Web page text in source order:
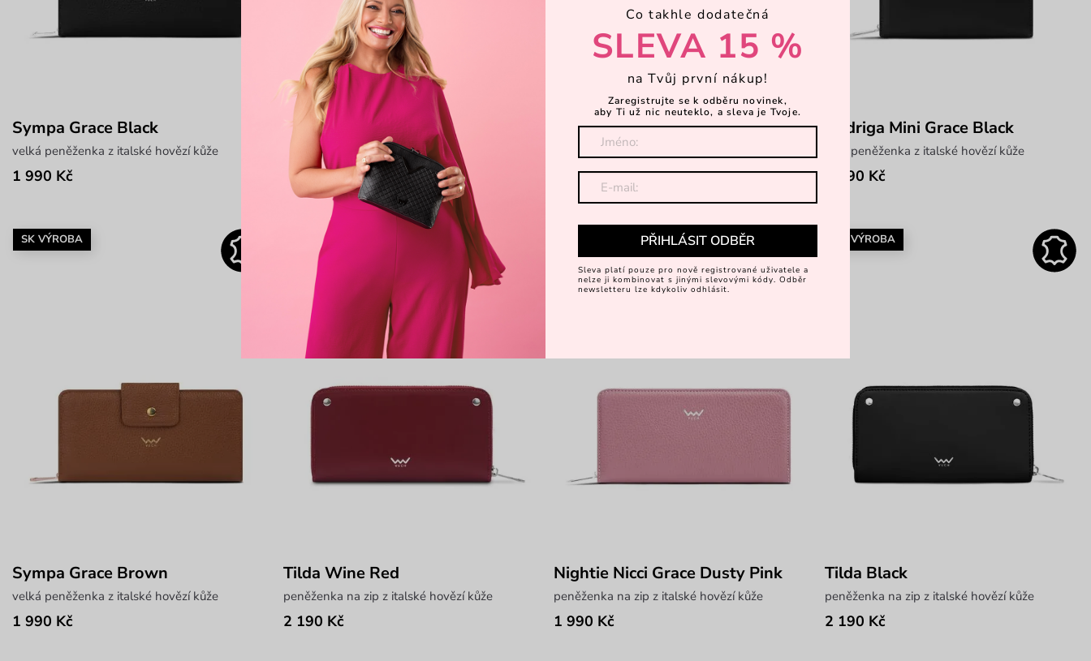
Sympa Grace Black
velká peněženka z italské hovězí kůže
1 990 Kč
Rodriga Mini Grace Dark Green
mini peněženka z italské hovězí kůže
1 790 Kč
Nightie Nicci Grace Olive
peněženka na zip z italské hovězí kůže
1 990 Kč
Rodriga Mini Grace Black
mini peněženka z italské hovězí kůže
1 790 Kč
SK VÝROBA
Sympa Grace Brown
velká peněženka z italské hovězí kůže
1 990 Kč
SK VÝROBA
Tilda Wine Red
peněženka na zip z italské hovězí kůže
2 190 Kč
Nightie Nicci Grace Dusty Pink
peněženka na zip z italské hovězí kůže
1 990 Kč
SK VÝROBA
Tilda Black
peněženka na zip z italské hovězí kůže
2 190 Kč
Co takhle dodatečná
SLEVA 15 %
na Tvůj první nákup!
Zaregistrujte se k odběru novinek,
aby Ti už nic neuteklo, a sleva je Tvoje.
PŘIHLÁSIT ODBĚR
Sleva platí pouze pro nově registrované uživatele a
nelze ji kombinovat s jinými slevovými kódy. Odběr
newsletteru lze kdykoliv odhlásit.